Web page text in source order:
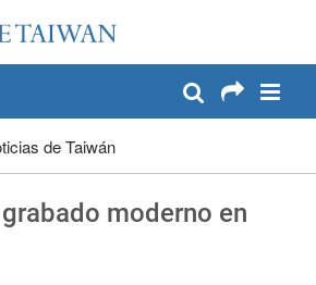
de Taiwán
moderno en